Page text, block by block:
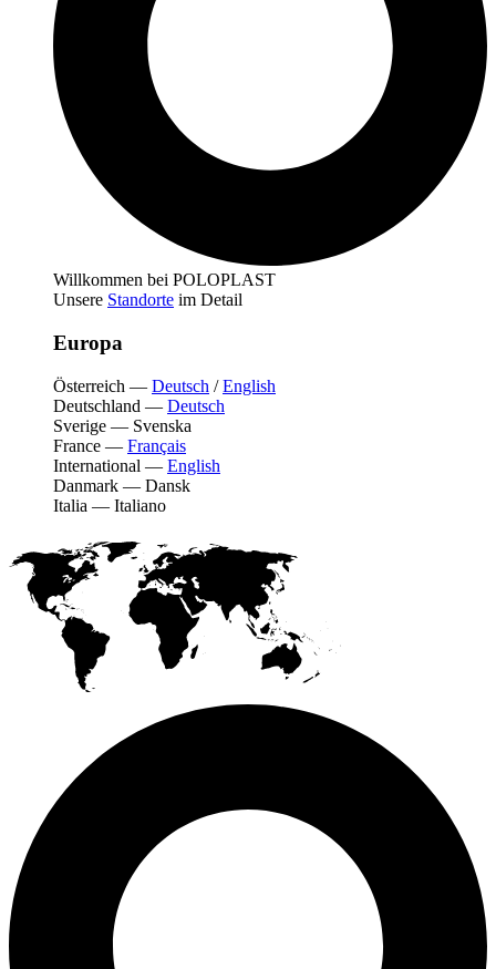
Willkommen bei POLOPLAST
Unsere Standorte im Detail
Europa
Österreich — Deutsch /English
Deutschland — Deutsch
Sverige — Svenska
France — Français
International — English
Danmark — Dansk
Italia — Italiano